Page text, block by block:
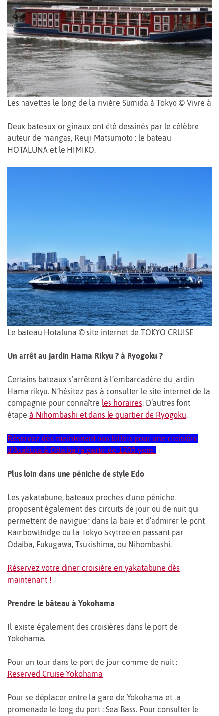
Les navettes le long de la rivière Sumida à Tokyo © Vivre à
Deux bateaux originaux ont été dessinés par le célèbre
auteur de mangas, Reuji Matsumoto : le bateau
HOTALUNA et le HIMIKO.
Le bateau Hotaluna © site internet de TOKYO CRUISE
Un arrêt au jardin Hama Rikyu ? à Ryogoku ?
Certains bateaux s’arrêtent à l’embarcadère du jardin
Hama rikyu. N’hésitez pas à consulter le site internet de la
compagnie pour connaître les horaires. D’autres font
étape à Nihombashi et dans le quartier de Ryogoku.
Réservez dès maintenant vos billets pour une croisière
d’Asakusa à Odaiba (à partir de 1200 yens
Plus loin dans une péniche de style Edo
Les yakatabune, bateaux proches d’une péniche,
proposent également des circuits de jour ou de nuit qui
permettent de naviguer dans la baie et d’admirer le pont
RainbowBridge ou la Tokyo Skytree en passant par
Odaiba, Fukugawa, Tsukishima, ou Nihombashi.
Réservez votre diner croisière en yakatabune dès
maintenant !
Prendre le bâteau à Yokohama
Il existe également des croisières dans le port de
Yokohama.
Pour un tour dans le port de jour comme de nuit :
Reserved Cruise Yokohama
Pour se déplacer entre la gare de Yokohama et la
promenade le long du port : Sea Bass. Pour consulter le